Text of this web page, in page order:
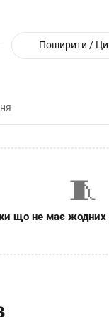
Поширити /
🧵
що не має жодних